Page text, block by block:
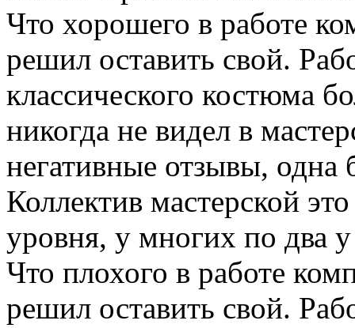
Что хорошего в работе
решил оставить свой.
классического костюма
никогда не видел в
негативные отзывы, одна
Коллектив мастерской
уровня, у многих по два
Что плохого в работе
решил оставить свой.